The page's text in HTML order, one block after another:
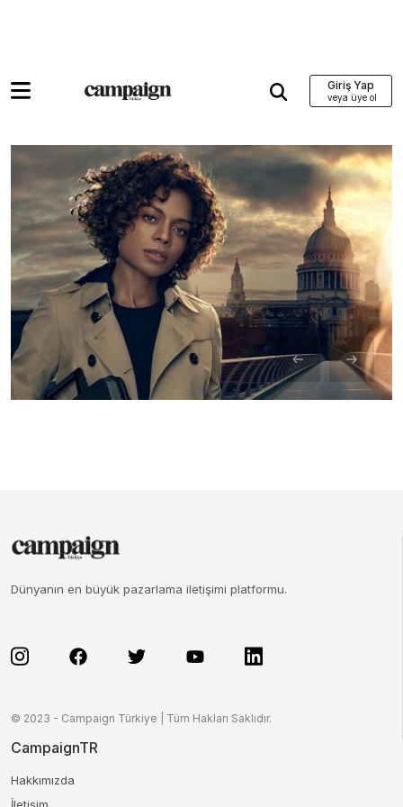
Giriş Yap
Dünyanın en büyük pazarlama iletişimi platformu.
© 2023 - Campaign Türkiye | Tüm Hakları Saklıdır.
CampaignTR
Hakkımızda